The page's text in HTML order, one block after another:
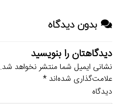
بدون دیدگاه
دیدگاهتان را بنویسید
نشانی ایمیل شما منتشر نخواهد شد.
علامت‌گذاری شده‌اند*
دیدگاه